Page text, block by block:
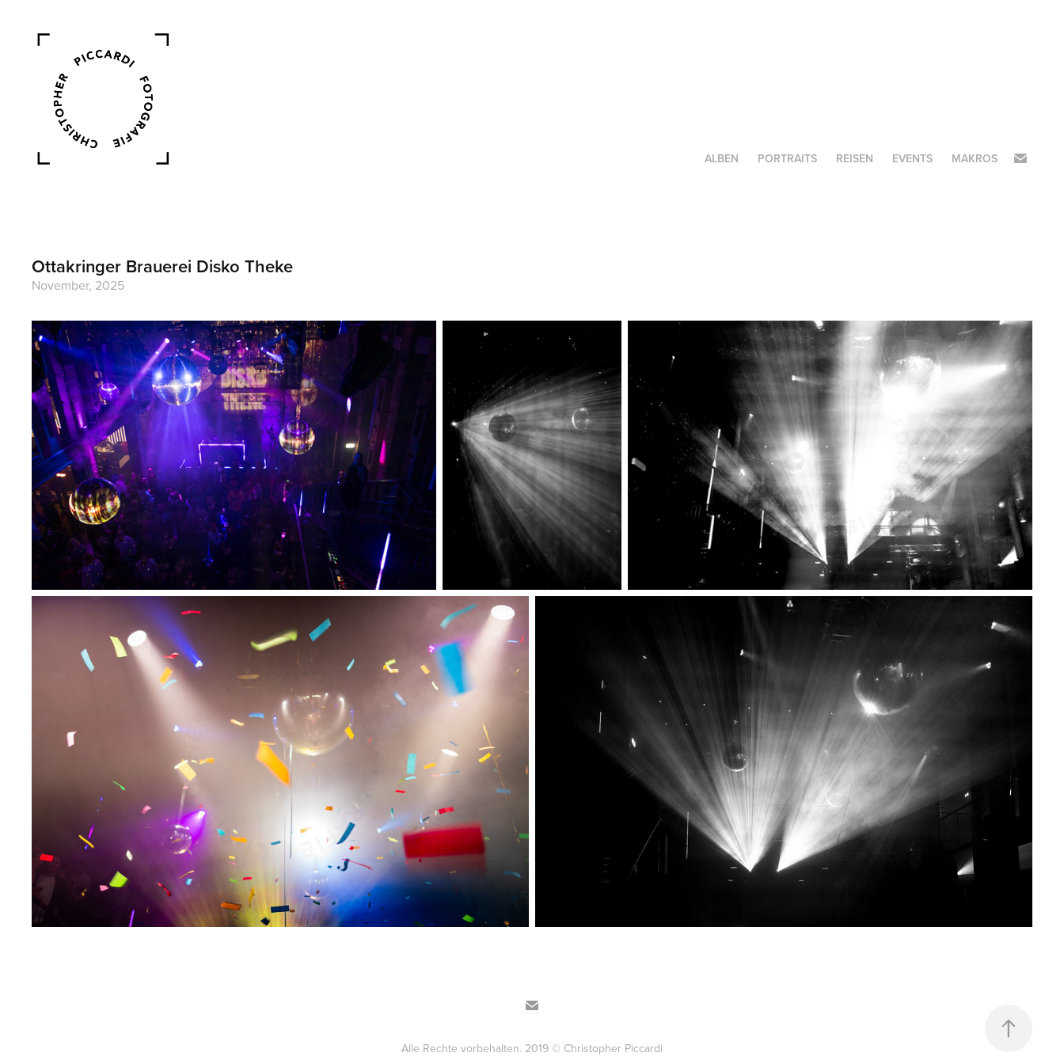
ALBEN PORTRAITS REISEN EVENTS MAKROS
Ottakringer Brauerei Disko Theke
November, 2025
Alle Rechte vorbehalten. 2019 © Christopher Piccardi